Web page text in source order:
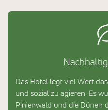
Das Hotel legt viel Wert
und sozial zu agieren. Es
Pinienwald und die Dünen